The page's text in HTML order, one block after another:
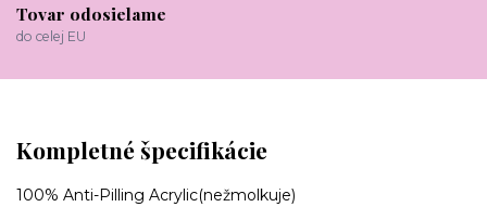
Tovar odosielame
do celej EU
Kompletné špecifikácie
100% Anti-Pilling Acrylic(nežmolkuje)